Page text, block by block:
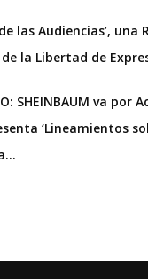
las Audiencias’, una
la Libertad de
SHEINBAUM va por
‘Lineamientos